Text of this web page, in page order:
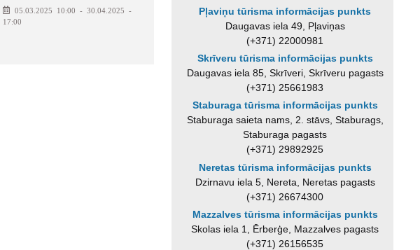
05.03.2025 10:00 - 30.04.2025 -
17:00
Pļaviņu tūrisma informācijas punkts
Daugavas iela 49, Pļaviņas
(+371) 22000981
Skrīveru tūrisma informācijas punkts
Daugavas iela 85, Skrīveri, Skrīveru pagasts
(+371) 25661983
Staburaga tūrisma informācijas punkts
Staburaga saieta nams, 2. stāvs, Staburags,
Staburaga pagasts
(+371) 29892925
Neretas tūrisma informācijas punkts
Dzirnavu iela 5, Nereta, Neretas pagasts
(+371) 26674300
Mazzalves tūrisma informācijas punkts
Skolas iela 1, Ērberģe, Mazzalves pagasts
(+371) 26156535